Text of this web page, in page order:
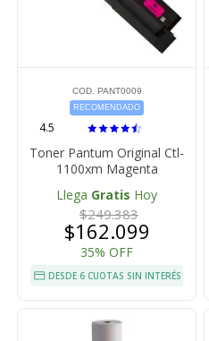
COD. PANT0009
RECOMENDADO
4.5
Toner Pantum Original Ctl-
1100xm Magenta
Llega Gratis Hoy
$249.383
$162.099
35% OFF
DESDE 6 CUOTAS SIN INTERÉS